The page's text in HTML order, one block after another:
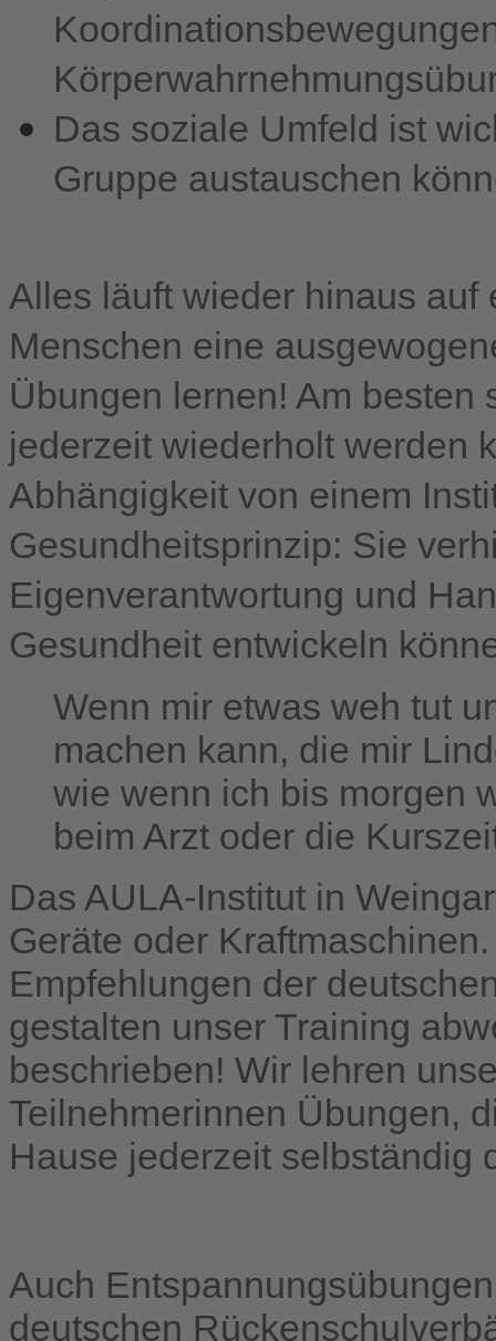
Das soziale Umfeld ist
Gruppe austauschen
Alles läuft wieder hinaus
Menschen eine
Übungen lernen! Am
jederzeit wiederholt werden
Abhängigkeit von einem
Gesundheitsprinzip: Sie
Eigenverantwortung und
Gesundheit entwickeln
Wenn mir etwas weh tut
machen kann, die mir
wie wenn ich bis morgen
beim Arzt oder die
Das AULA-Institut in
Geräte oder
Empfehlungen der
gestalten unser Training
beschrieben! Wir lehren
Teilnehmerinnen Übungen,
Hause jederzeit selbständig
Auch
deutschen